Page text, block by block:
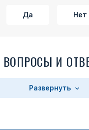
Да Нет
ВОПРОСЫ И
Развернуть